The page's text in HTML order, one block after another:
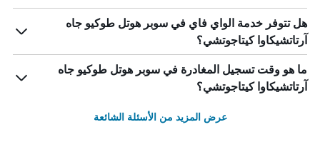
هل تتوفر خدمة الواي فاي في سوبر هوتل طوكيو جاه
آرتاتشيكاوا كيتاجوتشي؟
ما هو وقت تسجيل المغادرة في سوبر هوتل طوكيو جاه
آرتاتشيكاوا كيتاجوتشي؟
عرض المزيد من الأسئلة الشائعة